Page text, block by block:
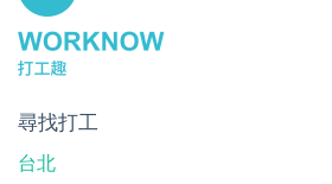
尋找打工
台北